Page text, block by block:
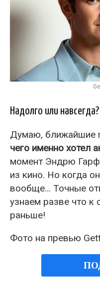
Надолго или
Думаю, ближайшие
чего именно хотел
момент Эндрю
из кино. Но когда
вообще… Точные
узнаем разве что к
раньше!
Фото на превью